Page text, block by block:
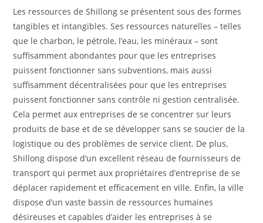
Les ressources de Shillong se présentent sous des formes
tangibles et intangibles. Ses ressources naturelles – telles
que le charbon, le pétrole, l’eau, les minéraux – sont
suffisamment abondantes pour que les entreprises
puissent fonctionner sans subventions, mais aussi
suffisamment décentralisées pour que les entreprises
puissent fonctionner sans contrôle ni gestion centralisée.
Cela permet aux entreprises de se concentrer sur leurs
produits de base et de se développer sans se soucier de la
logistique ou des problèmes de service client. De plus,
Shillong dispose d’un excellent réseau de fournisseurs de
transport qui permet aux propriétaires d’entreprise de se
déplacer rapidement et efficacement en ville. Enfin, la ville
dispose d’un vaste bassin de ressources humaines
désireuses et capables d’aider les entreprises à se